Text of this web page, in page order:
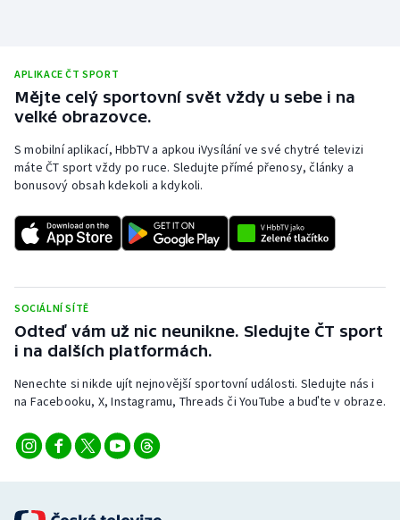
Ragby
Rychlobruslení
Rychlostní kanoistika
Short track
Sportovní střelba
Stolní tenis
Triatlon
Vodní slalom
Volejbal
APLIKACE ČT SPORT
Mějte celý sportovní svět vždy u sebe i na
velké obrazovce.
S mobilní aplikací, HbbTV a apkou iVysílání ve své chytré televizi
máte ČT sport vždy po ruce. Sledujte přímé přenosy, články a
bonusový obsah kdekoli a kdykoli.
SOCIÁLNÍ SÍTĚ
Odteď vám už nic neunikne. Sledujte ČT sport
i na dalších platformách.
Nenechte si nikde ujít nejnovější sportovní události. Sledujte nás i
na Facebooku, X, Instagramu, Threads či YouTube a buďte v obraze.